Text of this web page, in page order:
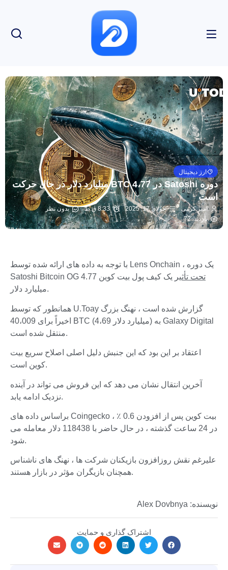
ارز دیجیتال
دوره Satoshi در BTC 4،77 میلیارد دلار در حال حرکت
است
امیر کرمی جولای 17, 2025 8:33 ق.ظ
بدون نظر
بازدید: 72
با توجه به داده های ارائه شده توسط Lens Onchain ، یک دوره
Satoshi Bitcoin OG
تحت تأثیر
یک کیف پول بیت کوین 4.77
میلیارد دلار.
همانطور که توسط U.Toay گزارش شده است ، نهنگ بزرگ
اخیراً برای 40،009 BTC (4،69 میلیارد دلار) به Galaxy Digital
منتقل شده است.
اعتقاد بر این بود که این جنبش دلیل اصلی اصلاح سریع بیت
کوین است.
آخرین انتقال نشان می دهد که این فروش می تواند در آینده
نزدیک ادامه یابد.
براساس داده های Coingecko ، بیت کوین پس از افزودن 0.6 ٪
در 24 ساعت گذشته ، در حال حاضر با 118438 دلار معامله می
شود.
علیرغم نقش روزافزون بازیکنان شرکت ها ، نهنگ های ناشناس
همچنان بازیگران مؤثر در بازار هستند.
نویسنده: Alex Dovbnya
اشتراک گذاری و حمایت